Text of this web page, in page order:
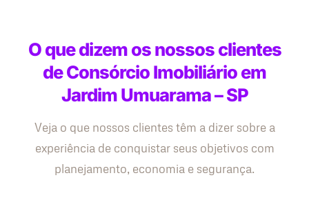
O que dizem os nossos clientes
de Consórcio Imobiliário em
Jardim Umuarama – SP
Veja o que nossos clientes têm a dizer sobre a
experiência de conquistar seus objetivos com
planejamento, economia e segurança.